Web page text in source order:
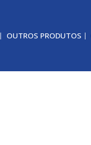
OUTROS PRODUTOS